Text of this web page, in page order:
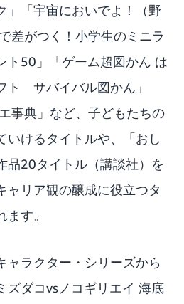
「宇宙においでよ！（野
差がつく！小学生のミニラ
50」「ゲーム超図かん は
ト サバイバル図かん」
事典」など、子どもたちの
いけるタイトルや、「おし
品20タイトル（講談社）を
ャリア観の醸成に役立つタ
す。
ャラクター・シリーズから
ズダコvsノコギリエイ 海底